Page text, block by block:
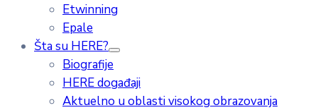
Etwinning
Epale
Šta su HERE?
Biografije
HERE događaji
Aktuelno u oblasti visokog obrazovanja